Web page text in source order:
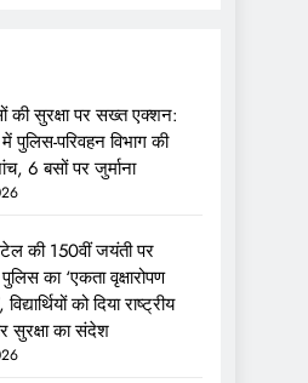
की सुरक्षा पर सख्त एक्शन:
पुलिस-परिवहन विभाग की
6 बसों पर जुर्माना
की 150वीं जयंती पर
का ‘एकता वृक्षारोपण
को दिया राष्ट्रीय
सुरक्षा का संदेश